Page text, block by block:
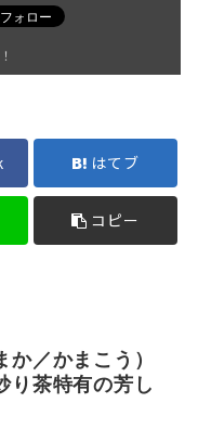
はてブ
コピー
か／かまこう）
り茶特有の芳し